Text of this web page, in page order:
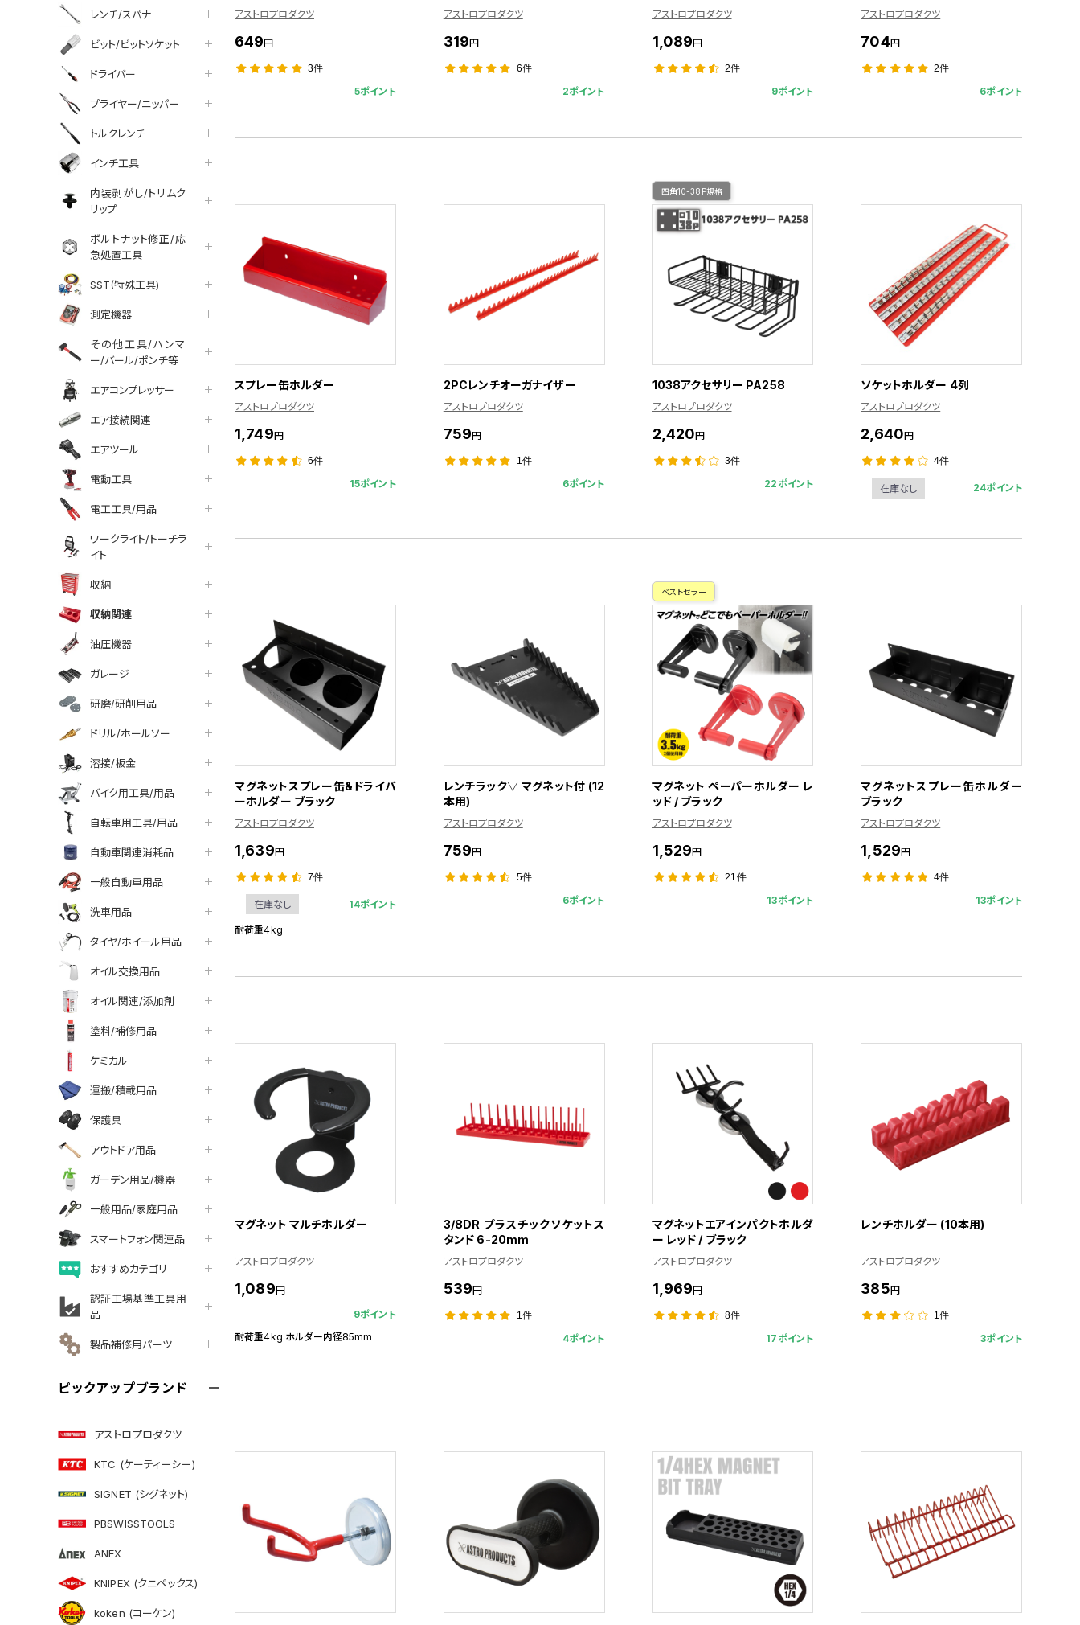
レンチ/スパナ
ビット/ビットソケット
ドライバー
プライヤー/ニッパー
トルクレンチ
インチ工具
内装剥がし/トリムク
リップ
ボルトナット修正/応
急処置工具
SST(特殊工具)
測定機器
その他工具/ハンマ
ー/バール/ポンチ等
エアコンプレッサー
エア接続関連
エアツール
電動工具
電工工具/用品
ワークライト/トーチラ
イト
収納
収納関連
油圧機器
ガレージ
研磨/研削用品
ドリル/ホールソー
溶接/板金
バイク用工具/用品
自転車用工具/用品
自動車関連消耗品
一般自動車用品
洗車用品
タイヤ/ホイール用品
オイル交換用品
オイル関連/添加剤
塗料/補修用品
ケミカル
運搬/積載用品
保護具
アウトドア用品
ガーデン用品/機器
一般用品/家庭用品
スマートフォン関連品
おすすめカテゴリ
認証工場基準工具用
品
製品補修用パーツ
ピックアップブランド
アストロプロダクツ
KTC (ケーティーシー)
SIGNET (シグネット)
PBSWISSTOOLS
ANEX
KNIPEX (クニペックス)
koken (コーケン)
アストロプロダクツ
649円
3件
5ポイント
アストロプロダクツ
319円
6件
2ポイント
アストロプロダクツ
1,089円
2件
9ポイント
アストロプロダクツ
704円
2件
6ポイント
スプレー缶ホルダー
アストロプロダクツ
1,749円
6件
15ポイント
2PCレンチオーガナイザー
アストロプロダクツ
759円
1件
6ポイント
四角10-38P規格
1038アクセサリー PA258
アストロプロダクツ
2,420円
3件
22ポイント
ソケットホルダー 4列
アストロプロダクツ
2,640円
4件
在庫なし 24ポイント
マグネットスプレー缶&ドライバ
ーホルダー ブラック
アストロプロダクツ
1,639円
7件
在庫なし 14ポイント
耐荷重4kg
レンチラック▽ マグネット付 (12
本用)
アストロプロダクツ
759円
5件
6ポイント
ベストセラー
マグネット ペーパーホルダー レ
ッド / ブラック
アストロプロダクツ
1,529円
21件
13ポイント
マグネットスプレー缶ホルダー
ブラック
アストロプロダクツ
1,529円
4件
13ポイント
マグネット マルチホルダー
アストロプロダクツ
1,089円
9ポイント
耐荷重4kg ホルダー内径85mm
3/8DR プラスチックソケットス
タンド 6-20mm
アストロプロダクツ
539円
1件
4ポイント
マグネットエアインパクトホルダ
ー レッド / ブラック
アストロプロダクツ
1,969円
8件
17ポイント
レンチホルダー (10本用)
アストロプロダクツ
385円
1件
3ポイント